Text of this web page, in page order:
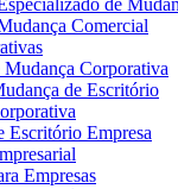
de
Comercial
Mudança Corporativa
de Escritório
Escritório Empresa
Empresas